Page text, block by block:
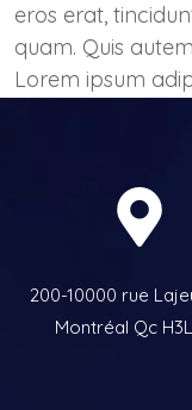
eros erat,
quam. Quis
Lorem ipsum
200-10000 rue
Montréal Qc H3L